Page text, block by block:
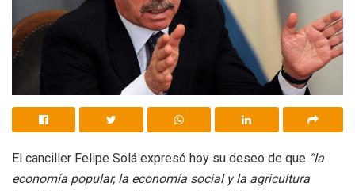
El canciller Felipe Solá expresó hoy su deseo de que “la
economía popular, la economía social y la agricultura